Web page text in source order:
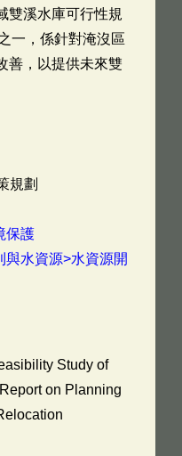
雙溪水庫可行性規
一，係針對淹沒區
善，以提供未來雙
規劃
保護
與水資源>水資源開
Study of
on Planning